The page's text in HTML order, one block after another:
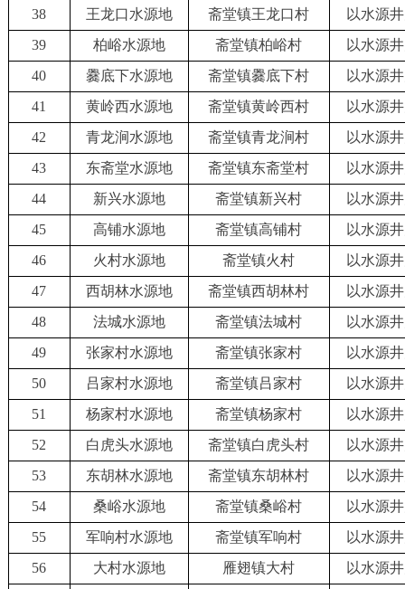
38 王龙口水源地 斋堂镇王龙口村
以水源
39
柏峪水源地 斋堂镇柏峪村
以水源
40
爨底下水源地 斋堂镇爨底下村
以水源
41
黄岭西水源地 斋堂镇黄岭西村
以水源
42
青龙涧水源地 斋堂镇青龙涧村
以水源
43
东斋堂水源地 斋堂镇东斋堂村
以水源
44
新兴水源地 斋堂镇新兴村
以水源
45
高铺水源地 斋堂镇高铺村
以水源
46
火村水源地 斋堂镇火村
以水源
47
西胡林水源地 斋堂镇西胡林村
以水源
48
法城水源地 斋堂镇法城村
以水源
49
张家村水源地 斋堂镇张家村
以水源
50
吕家村水源地 斋堂镇吕家村
以水源
51
杨家村水源地 斋堂镇杨家村
以水源
52
白虎头水源地 斋堂镇白虎头村
以水源
53
东胡林水源地 斋堂镇东胡林村
以水源
54
桑峪水源地 斋堂镇桑峪村
以水源
55
军响村水源地 斋堂镇军响村
以水源
56
大村水源地 雁翅镇大村
以水源